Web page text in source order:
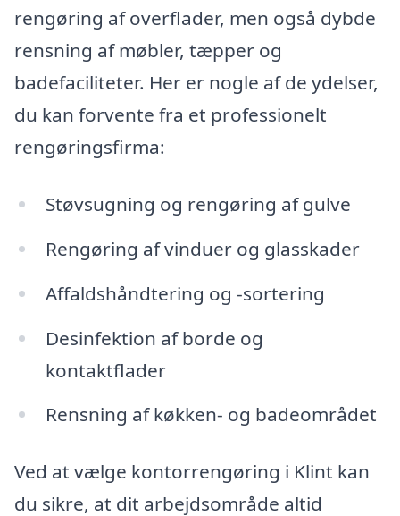
rengøring af overflader, men også dybde
rensning af møbler, tæpper og
badefaciliteter. Her er nogle af de ydelser,
du kan forvente fra et professionelt
rengøringsfirma:
Støvsugning og rengøring af gulve
Rengøring af vinduer og glasskader
Affaldshåndtering og -sortering
Desinfektion af borde og
kontaktflader
Rensning af køkken- og badeområdet
Ved at vælge kontorrengøring i Klint kan
du sikre, at dit arbejdsområde altid